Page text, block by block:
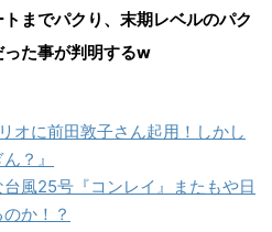
までパクり、末期レベルのパク
った事が判明するw
オに前田敦子さん起用！しかし
？』
台風25号『コンレイ』またもや日
か！？